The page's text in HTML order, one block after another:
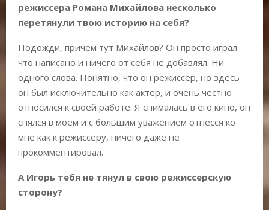
режиссера Романа Михайлова несколько
перетянули твою историю на себя?
Подожди, причем тут Михайлов? Он просто играл
что написано и ничего от себя не добавлял. Ни
одного слова. Понятно, что он режиссер, но здесь
он был исключительно как актер, и очень честно
относился к своей работе. Я снималась в его кино, он
снялся в моем и с большим уважением отнесся ко
мне как к режиссеру, ничего даже не
прокомментировал.
А Игорь тебя не тянул в свою режиссерскую
сторону?